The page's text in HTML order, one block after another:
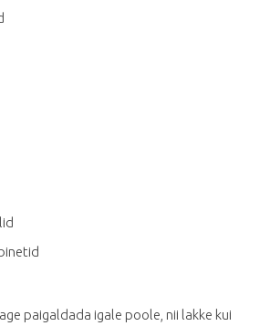
paigaldada igale poole, nii lakke kui